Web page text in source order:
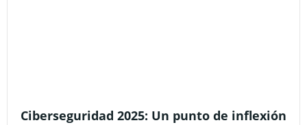
Ciberseguridad 2025: Un punto de inflexión